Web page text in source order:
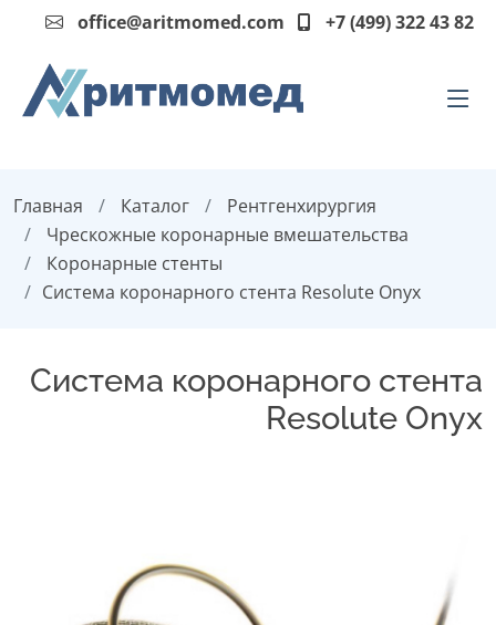
office@aritmomed.com +7 (499) 322 43 82
Главная Каталог
Рентгенхирургия
Чрескожные коронарные вмешательства
Коронарные стенты
Система коронарного стента Resolute Onyx
Система коронарного стента
Resolute Onyx